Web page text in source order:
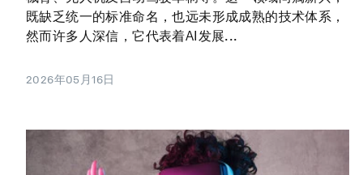
既缺乏统一的标准命名，也远未形成成熟的技术体系，
然而许多人深信，它代表着AI发展...
2026年05月16日